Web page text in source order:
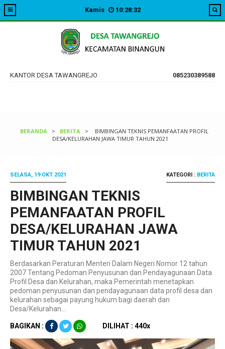
Kamis 10:28:32
KANTOR DESA TAWANGREJO 085230389588
BERANDA > BERITA >
BIMBINGAN TEKNIS PEMANFAATAN PROFIL
DESA/KELURAHAN JAWA TIMUR TAHUN 2021
SELASA, 19 OKT 2021 KATEGORI : BERITA
BIMBINGAN TEKNIS
PEMANFAATAN PROFIL
DESA/KELURAHAN JAWA
TIMUR TAHUN 2021
Berdasarkan Peraturan Menteri Dalam Negeri Nomor 12 tahun
2007 Tentang Pedoman Penyusunan dan Pendayagunaan Data
Profil Desa dan Kelurahan, maka Pemerintah menetapkan
pedoman penyusunan dan pendayagunaan data profil desa dan
kelurahan sebagai payung hukum bagi daerah dan
Desa/Kelurahan...
BAGIKAN : DILIHAT : 440x